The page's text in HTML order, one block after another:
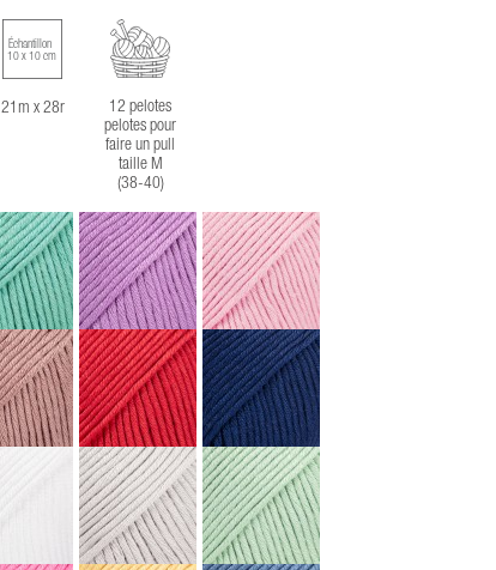
Échantillon
10 x 10 cm
21m x 28r
12 pelotes
pelotes pour
faire un pull
taille M
(38-40)